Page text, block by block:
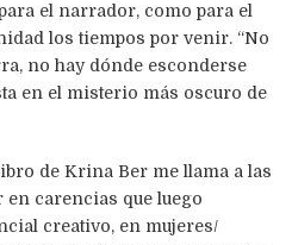
el narrador, como para el
los tiempos por venir. “No
no hay dónde esconderse
en el misterio más oscuro de
de Krina Ber me llama a las
en carencias que luego
creativo, en mujeres/